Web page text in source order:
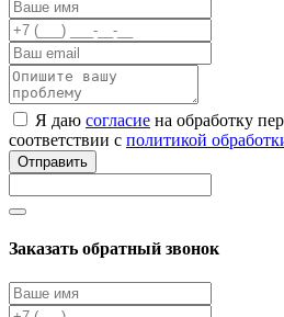
Я даю согласие на обработку
соответствии с политикой
Отправить
Заказать обратный звонок